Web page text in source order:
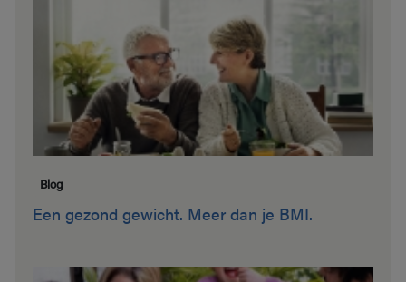
Blog
Een gezond gewicht. Meer dan je BMI.